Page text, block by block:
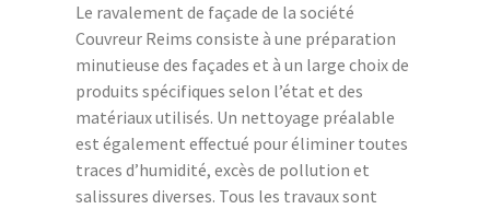
Le ravalement de façade de la société
Couvreur Reims consiste à une préparation
minutieuse des façades et à un large choix de
produits spécifiques selon l’état et des
matériaux utilisés. Un nettoyage préalable
est également effectué pour éliminer toutes
traces d’humidité, excès de pollution et
salissures diverses. Tous les travaux sont